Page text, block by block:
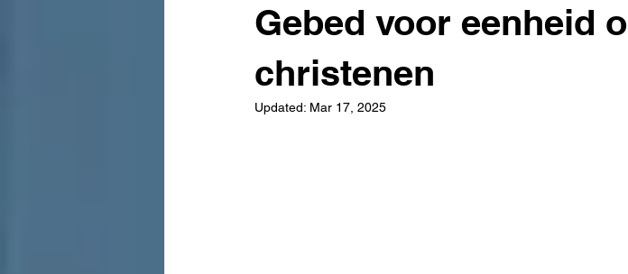
Gebed voor eenheid
christenen
Updated: Mar 17, 2025